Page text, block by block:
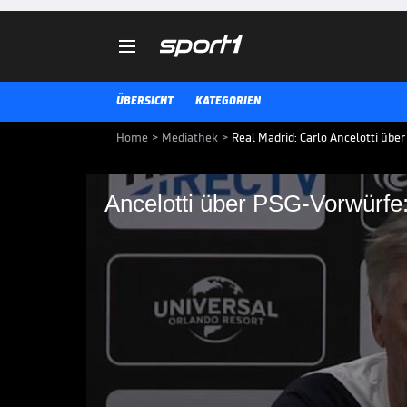

ÜBERSICHT KATEGORIEN
Home > Mediathek > Real Madrid: Carlo Ancelotti
Ancelotti über PSG-
Ancelotti über PSG-
überrascht!"
Paris Saint-Germain wird
Interesse von Real Madrid an
Carlo Ancelotti wäre dies nichts